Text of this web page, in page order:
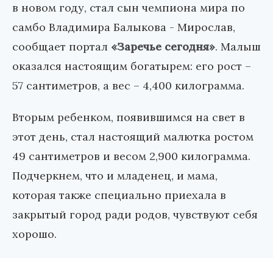
в новом году, стал сын чемпиона мира по
самбо Владимира Балыкова - Мирослав,
сообщает портал «Заречье сегодня». Малыш
оказался настоящим богатырем: его рост –
57 сантиметров, а вес – 4,400 килограмма.
Вторым ребенком, появившимся на свет в
этот день, стал настоящий малютка ростом
49 сантиметров и весом 2,900 килограмма.
Подчеркнем, что и младенец, и мама,
которая также специально приехала в
закрытый город ради родов, чувствуют себя
хорошо.